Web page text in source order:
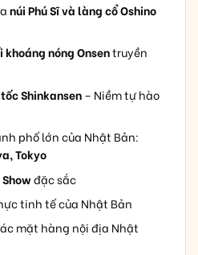
núi Phú Sĩ và làng cổ Oshino
khoáng nóng Onsentruyền
Shinkansen– Niềm tự hào
phố lớn của Nhật Bản:
Tokyo
đặc sắc
tinh tế của Nhật Bản
mặt hàng nội địa Nhật